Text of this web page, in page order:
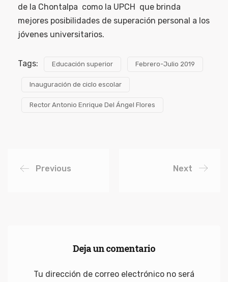
de la Chontalpa como la UPCH que brinda
mejores posibilidades de superación personal a los
jóvenes universitarios.
Tags: Educación superior Febrero-Julio 2019
Inauguración de ciclo escolar
Rector Antonio Enrique Del Ángel Flores
Previous Next
Deja un comentario
Tu dirección de correo electrónico no será